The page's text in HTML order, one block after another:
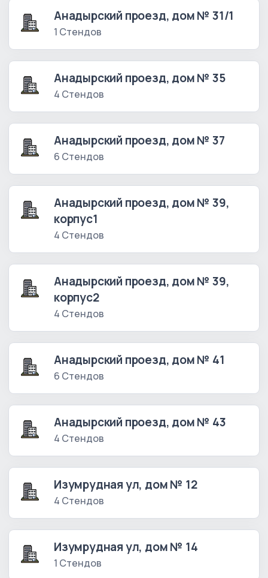
Анадырский проезд, дом № 31/1
1 Стендов
Анадырский проезд, дом № 35
4 Стендов
Анадырский проезд, дом № 37
6 Стендов
Анадырский проезд, дом № 39,
корпус1
4 Стендов
Анадырский проезд, дом № 39,
корпус2
4 Стендов
Анадырский проезд, дом № 41
6 Стендов
Анадырский проезд, дом № 43
4 Стендов
Изумрудная ул, дом № 12
4 Стендов
Изумрудная ул, дом № 14
1 Стендов